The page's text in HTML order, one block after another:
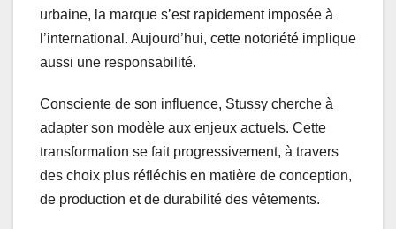
urbaine, la marque s’est rapidement imposée à
l’international. Aujourd’hui, cette notoriété implique
aussi une responsabilité.
Consciente de son influence, Stussy cherche à
adapter son modèle aux enjeux actuels. Cette
transformation se fait progressivement, à travers
des choix plus réfléchis en matière de conception,
de production et de durabilité des vêtements.